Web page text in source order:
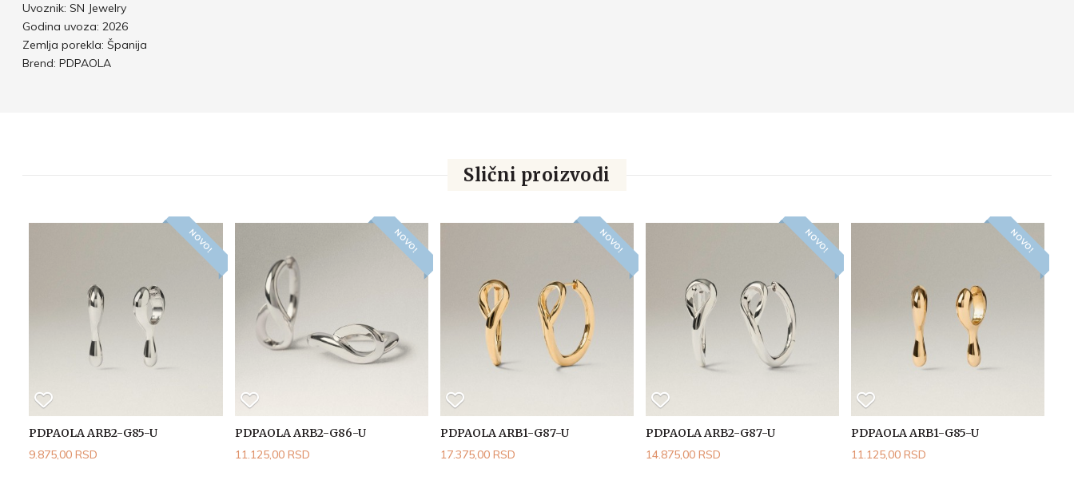
Uvoznik: SN Jewelry
Godina uvoza: 2026
Zemlja porekla: Španija
Brend: PDPAOLA
Slični proizvodi
NOVO!
PDPAOLA ARB2-G85-U
9.875,00 RSD
NOVO!
PDPAOLA ARB2-G86-U
11.125,00 RSD
NOVO!
PDPAOLA ARB1-G87-U
17.375,00 RSD
NOVO!
PDPAOLA ARB2-G87-U
14.875,00 RSD
NOVO!
PDPAOLA ARB1-G85-U
11.125,00 RSD